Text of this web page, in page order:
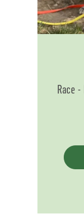
Race